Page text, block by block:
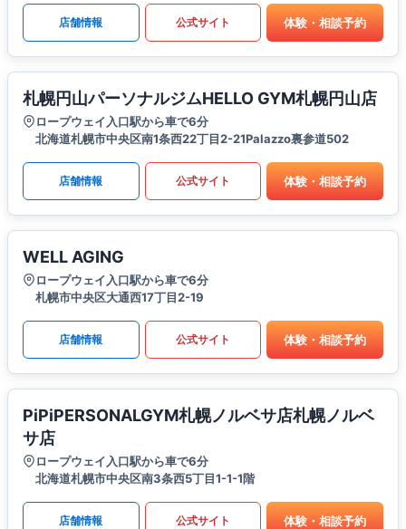
店舗情報 公式サイト 体験・相談予約
札幌円山パーソナルジムHELLO GYM札幌円山店
ロープウェイ入口駅から車で6分
北海道札幌市中央区南1条西22丁目2-21Palazzo裏参道502
店舗情報 公式サイト 体験・相談予約
WELL AGING
ロープウェイ入口駅から車で6分
札幌市中央区大通西17丁目2-19
店舗情報 公式サイト 体験・相談予約
PiPiPERSONALGYM札幌ノルベサ店札幌ノルベ
サ店
ロープウェイ入口駅から車で6分
北海道札幌市中央区南3条西5丁目1-1-1階
店舗情報 公式サイト 体験・相談予約